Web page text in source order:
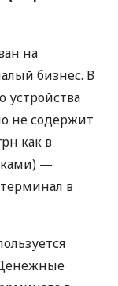
на
бизнес. В
устройства
не содержит
как в
—
в